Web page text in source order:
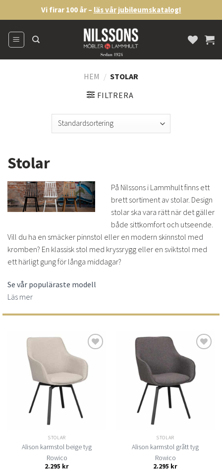
to
content
Vi firar 100 år – läs vår jubileumskatalog!
HEM / STOLAR
FILTRERA
Stolar
På Nilssons i Lammhult finns ett
brett sortiment av stolar. Design
stolar ska vara rätt när det gäller
både sittkomfort och utseende.
Vill du ha en smäcker pinnstol eller en modern skinnstol med
kromben? En klassisk stol med kryssrygg eller en sviktstol med
ett härligt gung för långa middagar?
Se vår populäraste modell
Läs mer
till i
önskelistan
STOLAR
Alison karmstol beige tyg
Rowico
2.295 kr
till i
önskelistan
STOLAR
Alison karmstol grått tyg
Rowico
2.295 kr